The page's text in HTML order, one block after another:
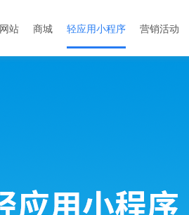
网站 商城 轻应用小程序 营销活动